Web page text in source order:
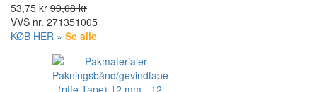
53,75 kr 99,08 kr
VVS nr. 271351005
KØB HER » Se alle